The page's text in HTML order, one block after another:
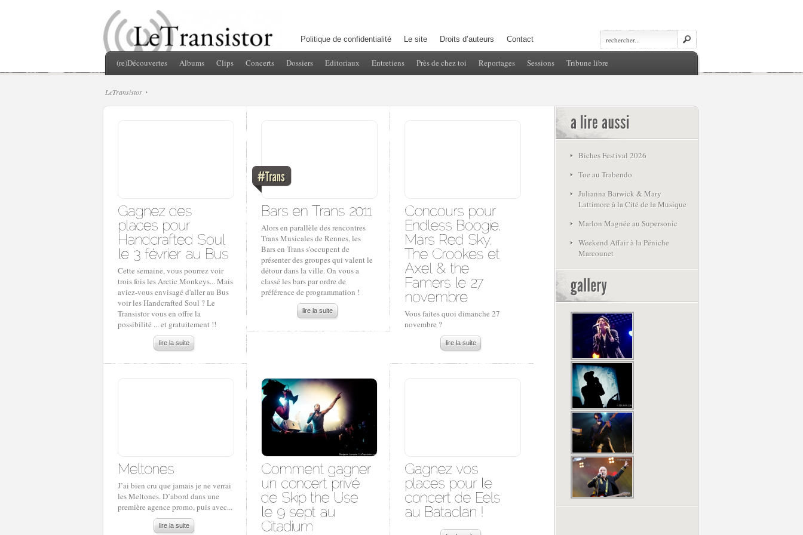
Politique de confidentialité Le site Droits d’auteurs Contact
(re)Découvertes Albums Clips Concerts Dossiers Editoriaux Entretiens Près de chez toi Reportages Sessions Tribune libre
LeTransistor
Cette semaine, vous pourrez voir
trois fois les Arctic Monkeys... Mais
aviez-vous envisagé d'aller au Bus
voir les Handcrafted Soul ? Le
Transistor vous en offre la
possibilité ... et gratuitement !!
lire la suite
Alors en parallèle des rencontres
Trans Musicales de Rennes, les
Bars en Trans s'occupent de
présenter des groupes qui valent le
détour dans la ville. On vous a
classé les bars par ordre de
préférence de programmation !
lire la suite
Vous faites quoi dimanche 27
novembre ?
lire la suite
J’ai bien cru que jamais je ne verrai
les Meltones. D’abord dans une
première agence promo, puis avec...
lire la suite
Biches Festival 2026
Toe au Trabendo
Julianna Barwick & Mary
Lattimore à la Cité de la Musique
Marlon Magnée au Supersonic
Weekend Affair à la Péniche
Marcounet